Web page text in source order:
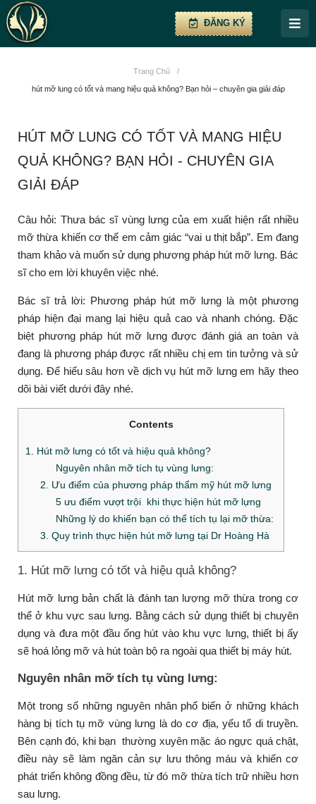
ĐĂNG KÝ
Trang Chủ /
hút mỡ lung có tốt và mang hiệu quả không? Bạn hỏi – chuyên gia giải đáp
HÚT MỠ LUNG CÓ TỐT VÀ MANG HIỆU
QUẢ KHÔNG? BẠN HỎI - CHUYÊN GIA
GIẢI ĐÁP
Câu hỏi: Thưa bác sĩ vùng lưng của em xuất hiện rất nhiều
mỡ thừa khiến cơ thể em cảm giác “vai u thịt bắp”. Em đang
tham khảo và muốn sử dụng phương pháp hút mỡ lưng. Bác
sĩ cho em lời khuyên việc nhé.
Bác sĩ trả lời: Phương pháp hút mỡ lưng là một phương
pháp hiện đại mang lại hiệu quả cao và nhanh chóng. Đặc
biệt phương pháp hút mỡ lưng được đánh giá an toàn và
đang là phương pháp được rất nhiều chị em tin tưởng và sử
dụng. Để hiểu sâu hơn về dịch vụ hút mỡ lưng em hãy theo
dõi bài viết dưới đây nhé.
Contents
1. Hút mỡ lưng có tốt và hiệu quả không?
Nguyên nhân mỡ tích tụ vùng lưng:
2. Ưu điểm của phương pháp thẩm mỹ hút mỡ lưng
5 ưu điểm vượt trội khi thực hiện hút mỡ lựng
Những lý do khiến bạn có thể tích tụ lại mỡ thừa:
3. Quy trình thực hiện hút mỡ lưng tại Dr Hoàng Hà
1. Hút mỡ lưng có tốt và hiệu quả không?
Hút mỡ lưng bản chất là đánh tan lượng mỡ thừa trong cơ
thể ở khu vực sau lưng. Bằng cách sử dụng thiết bị chuyên
dụng và đưa một đầu ống hút vào khu vực lưng, thiết bị ấy
sẽ hoá lỏng mỡ và hút toàn bộ ra ngoài qua thiết bị máy hút.
Nguyên nhân mỡ tích tụ vùng lưng:
Một trong số những nguyên nhân phổ biến ở những khách
hàng bị tích tụ mỡ vùng lưng là do cơ địa, yếu tố di truyền.
Bên cạnh đó, khi bạn thường xuyên mặc áo ngực quá chật,
điều này sẽ làm ngăn cản sự lưu thông máu và khiến cơ
phát triển không đồng đều, từ đó mỡ thừa tích trữ nhiều hơn
sau lưng.